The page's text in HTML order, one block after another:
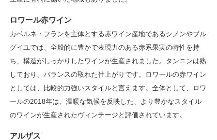
ロワール赤ワイン
カベルネ・フランを主体とする赤ワイン産地であるシノンやブル
グイユでは、全般的に豊かで表現力のある赤系果実の特性を持
ち、構造がしっかりしたワインが生産されました。タンニンは熟
しており、バランスの取れた仕上がりです。ロワールの赤ワイン
としては、比較的力強いスタイルと言えます。全体として、ロワ
ールの2018年は、温暖な気候を反映した、より豊かなスタイル
のワインが生産されたヴィンテージと評価されています。
アルザス